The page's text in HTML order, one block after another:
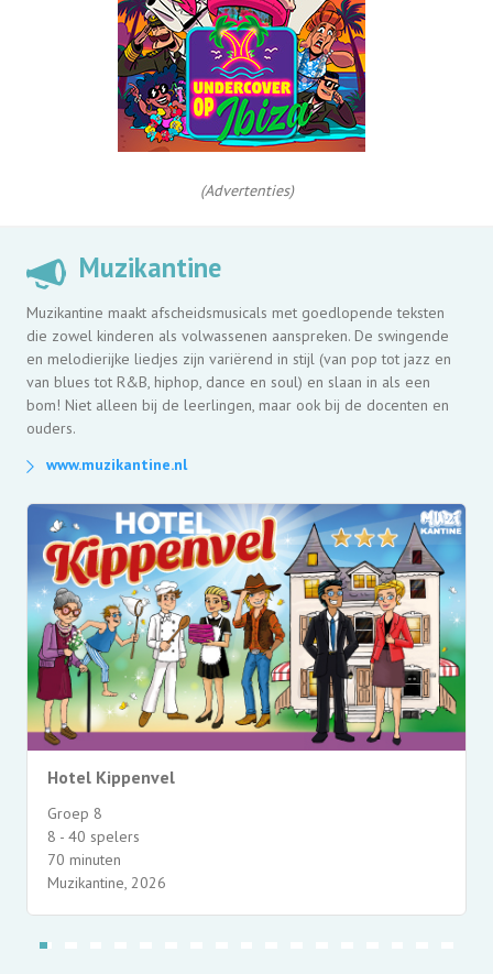
(Advertenties)
Muzikantine
Muzikantine maakt afscheidsmusicals met goedlopende teksten
die zowel kinderen als volwassenen aanspreken. De swingende
en melodierijke liedjes zijn variërend in stijl (van pop tot jazz en
van blues tot R&B, hiphop, dance en soul) en slaan in als een
bom! Niet alleen bij de leerlingen, maar ook bij de docenten en
ouders.
www.muzikantine.nl
Hotel Kippenvel
Groep 8
8 - 40 spelers
70 minuten
Muzikantine, 2026